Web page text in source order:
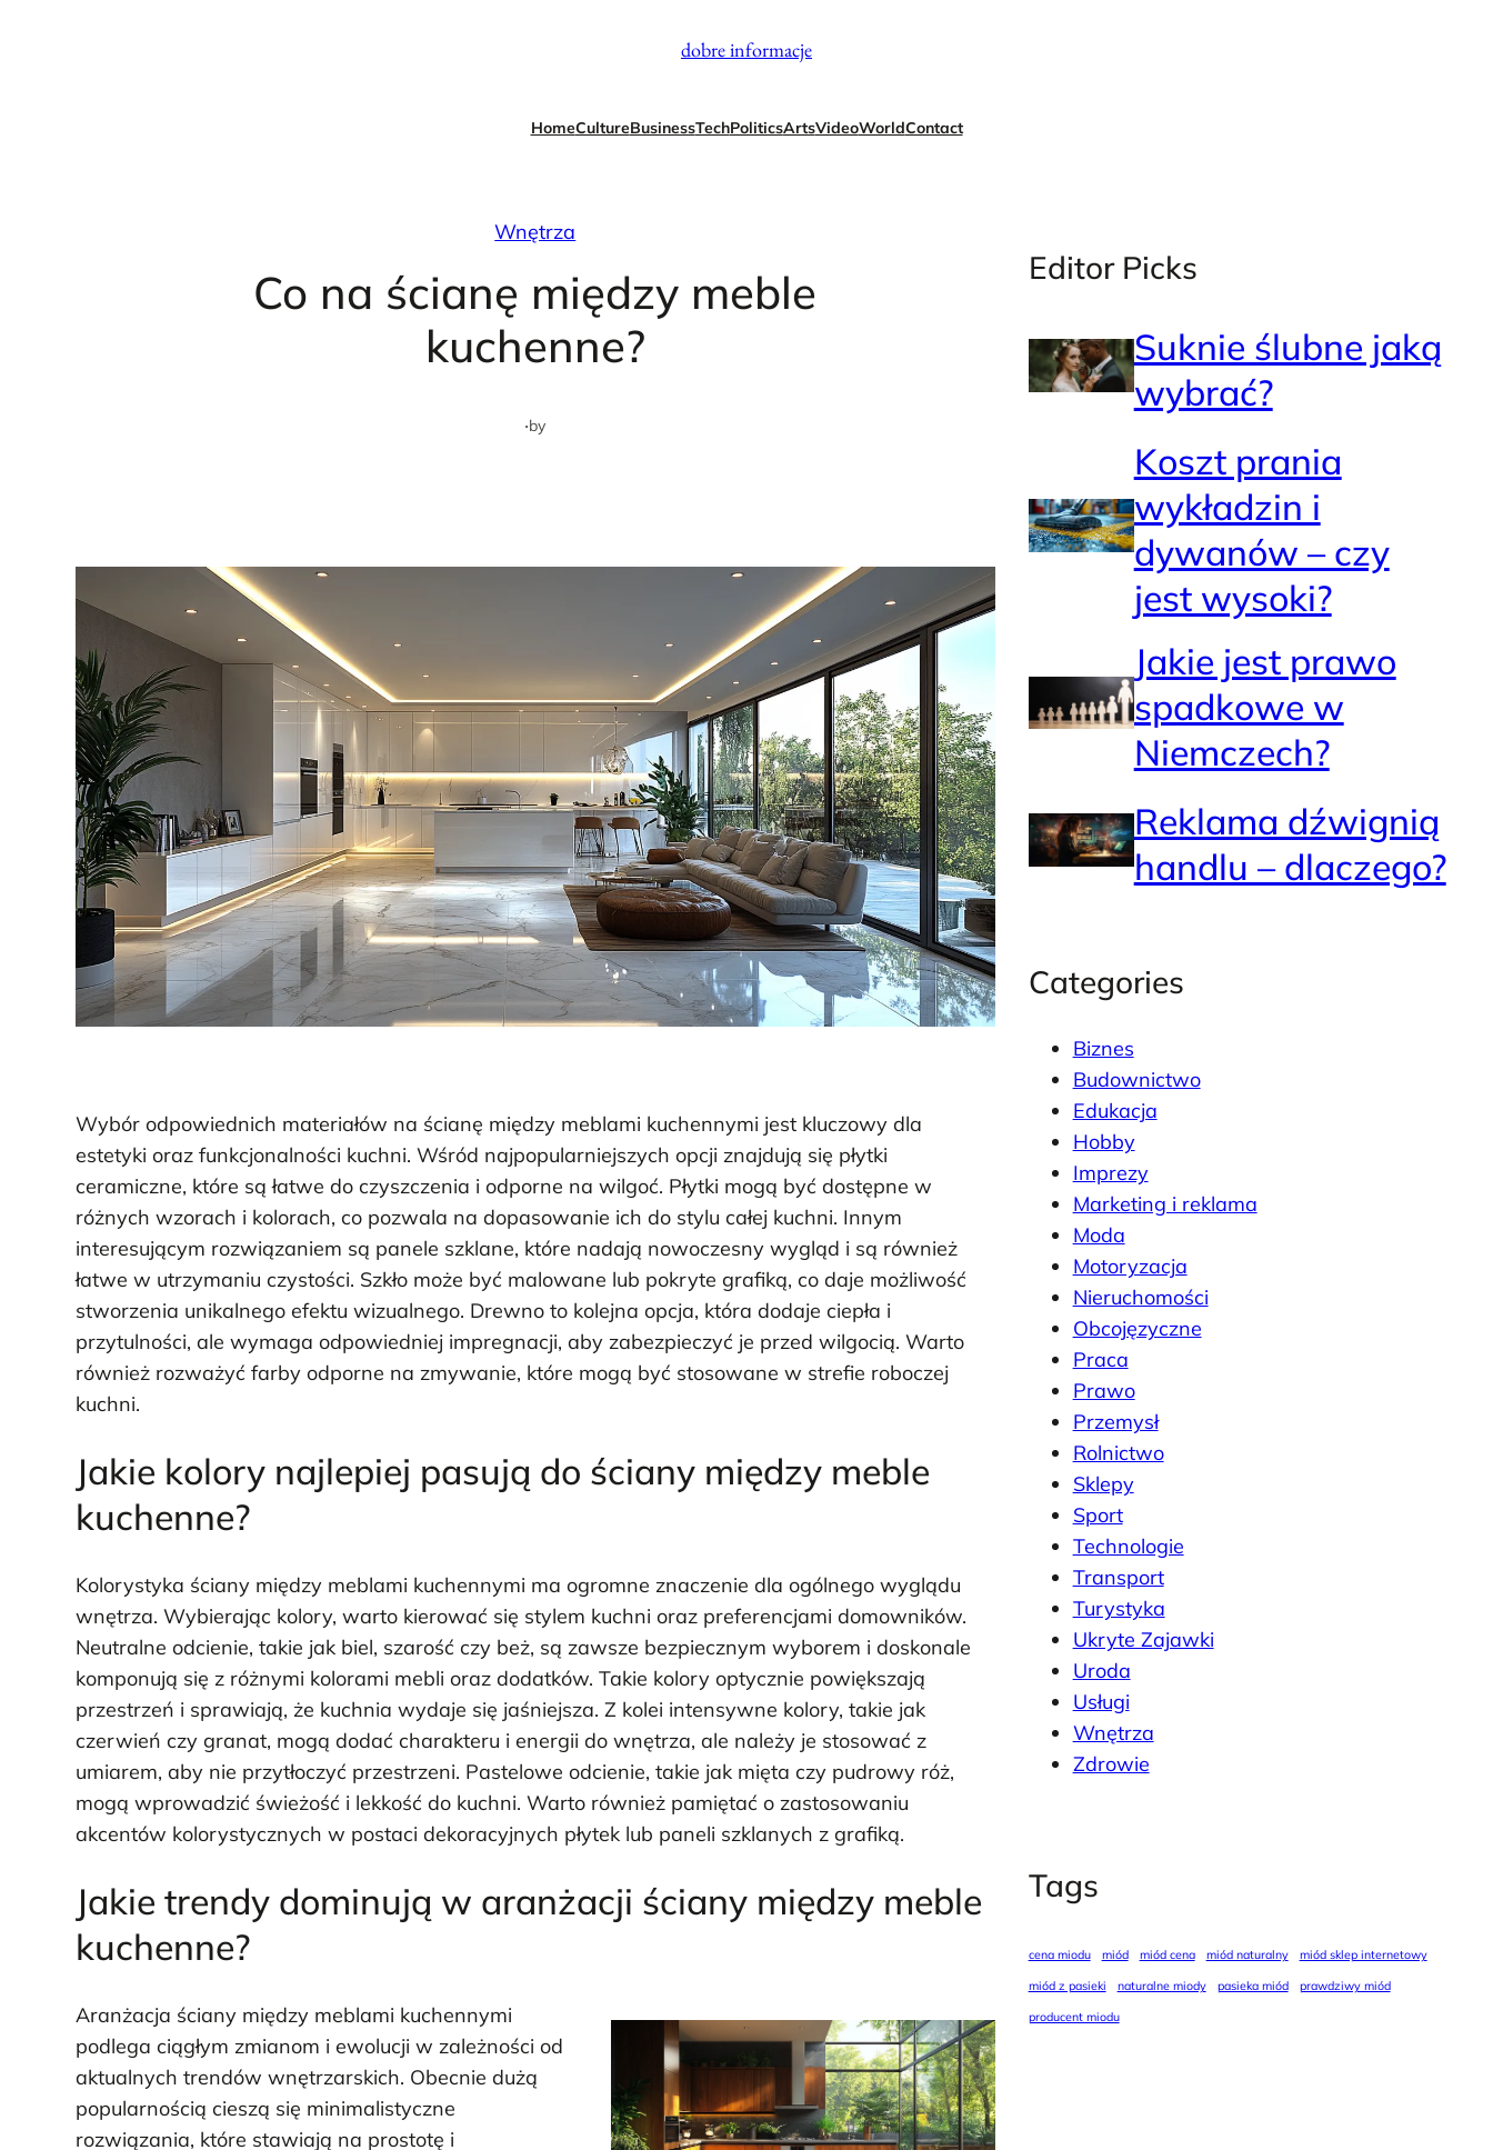
dobre informacje
HomeCultureBusinessTechPoliticsArtsVideoWorldContact
Wnętrza
Co na ścianę między meble
kuchenne?
·by
Wybór odpowiednich materiałów na ścianę między meblami kuchennymi jest kluczowy dla
estetyki oraz funkcjonalności kuchni. Wśród najpopularniejszych opcji znajdują się płytki
ceramiczne, które są łatwe do czyszczenia i odporne na wilgoć. Płytki mogą być dostępne w
różnych wzorach i kolorach, co pozwala na dopasowanie ich do stylu całej kuchni. Innym
interesującym rozwiązaniem są panele szklane, które nadają nowoczesny wygląd i są również
łatwe w utrzymaniu czystości. Szkło może być malowane lub pokryte grafiką, co daje możliwość
stworzenia unikalnego efektu wizualnego. Drewno to kolejna opcja, która dodaje ciepła i
przytulności, ale wymaga odpowiedniej impregnacji, aby zabezpieczyć je przed wilgocią. Warto
również rozważyć farby odporne na zmywanie, które mogą być stosowane w strefie roboczej
kuchni.
Jakie kolory najlepiej pasują do ściany między meble
kuchenne?
Kolorystyka ściany między meblami kuchennymi ma ogromne znaczenie dla ogólnego wyglądu
wnętrza. Wybierając kolory, warto kierować się stylem kuchni oraz preferencjami domowników.
Neutralne odcienie, takie jak biel, szarość czy beż, są zawsze bezpiecznym wyborem i doskonale
komponują się z różnymi kolorami mebli oraz dodatków. Takie kolory optycznie powiększają
przestrzeń i sprawiają, że kuchnia wydaje się jaśniejsza. Z kolei intensywne kolory, takie jak
czerwień czy granat, mogą dodać charakteru i energii do wnętrza, ale należy je stosować z
umiarem, aby nie przytłoczyć przestrzeni. Pastelowe odcienie, takie jak mięta czy pudrowy róż,
mogą wprowadzić świeżość i lekkość do kuchni. Warto również pamiętać o zastosowaniu
akcentów kolorystycznych w postaci dekoracyjnych płytek lub paneli szklanych z grafiką.
Jakie trendy dominują w aranżacji ściany między meble
kuchenne?
Aranżacja ściany między meblami kuchennymi
podlega ciągłym zmianom i ewolucji w zależności od
aktualnych trendów wnętrzarskich. Obecnie dużą
popularnością cieszą się minimalistyczne
rozwiązania, które stawiają na prostotę i
Editor Picks
Suknie ślubne jaką
wybrać?
Koszt prania
wykładzin i
dywanów – czy
jest wysoki?
Jakie jest prawo
spadkowe w
Niemczech?
Reklama dźwignią
handlu – dlaczego?
Categories
Biznes
Budownictwo
Edukacja
Hobby
Imprezy
Marketing i reklama
Moda
Motoryzacja
Nieruchomości
Obcojęzyczne
Praca
Prawo
Przemysł
Rolnictwo
Sklepy
Sport
Technologie
Transport
Turystyka
Ukryte Zajawki
Uroda
Usługi
Wnętrza
Zdrowie
Tags
cena miodu miód miód cena miód naturalny
miód sklep internetowy
miód z pasieki
naturalne miody pasieka miód
prawdziwy miód
producent miodu